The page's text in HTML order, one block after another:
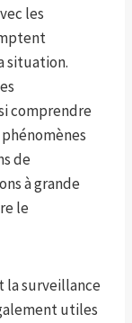
les
situation.
comprendre
de
à grande
le
la surveillance
utiles